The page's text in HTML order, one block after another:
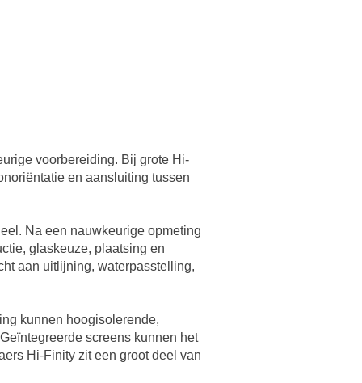
voorbereiding. Bij grote Hi-
en aansluiting tussen
Na een nauwkeurige opmeting
glaskeuze, plaatsing en
aan uitlijning, waterpasstelling,
kunnen hoogisolerende,
screens kunnen het
Hi-Finity zit een groot deel van